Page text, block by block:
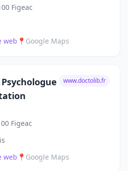
Figeac
web 📍 Google Maps
Figeac
www.doctolib.fr
web 📍 Google Maps